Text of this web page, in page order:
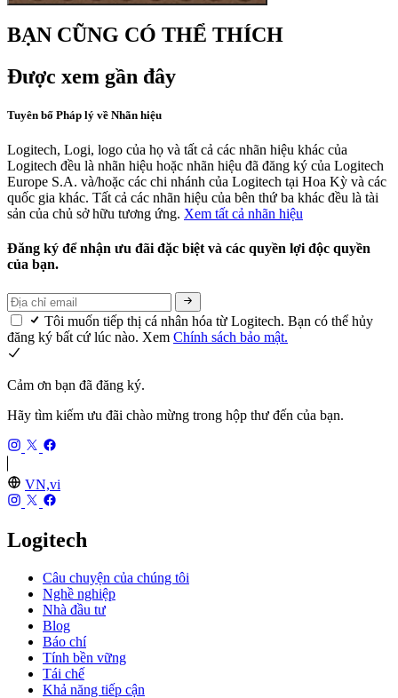
BẠN CŨNG CÓ THỂ THÍCH
Được xem gần đây
Tuyên bố Pháp lý về Nhãn hiệu
Logitech, Logi, logo của họ và tất cả các nhãn hiệu khác của
Logitech đều là nhãn hiệu hoặc nhãn hiệu đã đăng ký của Logitech
Europe S.A. và/hoặc các chi nhánh của Logitech tại Hoa Kỳ và các
quốc gia khác. Tất cả các nhãn hiệu của bên thứ ba khác đều là tài
sản của chủ sở hữu tương ứng. Xem tất cả nhãn hiệu
Đăng ký để nhận ưu đãi đặc biệt và các quyền lợi độc quyền
của bạn.
Tôi muốn tiếp thị cá nhân hóa từ Logitech. Bạn có thể hủy
đăng ký bất cứ lúc nào. Xem Chính sách bảo mật.
Cảm ơn bạn đã đăng ký.
Hãy tìm kiếm ưu đãi chào mừng trong hộp thư đến của bạn.
VN,vi
Logitech
Câu chuyện của chúng tôi
Nghề nghiệp
Nhà đầu tư
Blog
Báo chí
Tính bền vững
Tái chế
Khả năng tiếp cận